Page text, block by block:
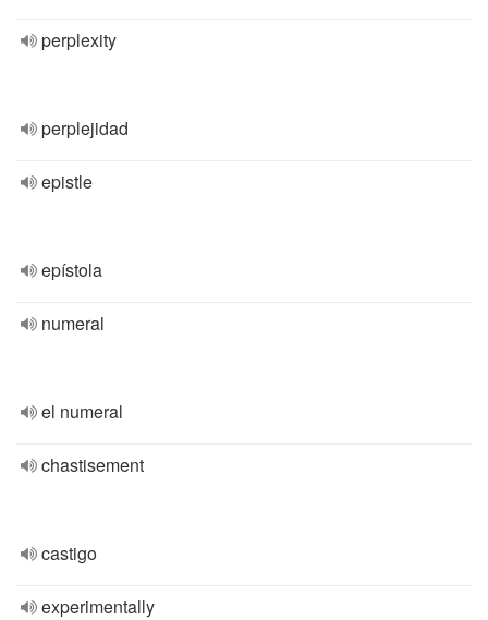
perplexity
perplejidad
epistle
epístola
numeral
el numeral
chastisement
castigo
experimentally